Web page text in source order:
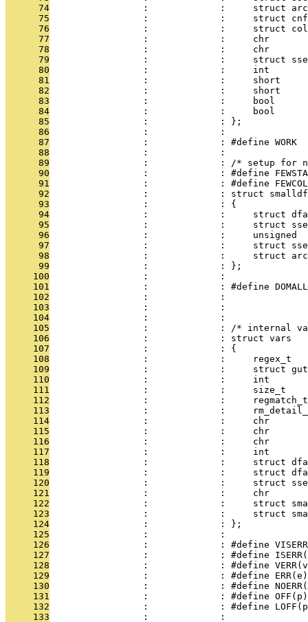
      74
:             :     struct
      75
:             :     struct
      76
:             :     struct
      77
:             :     chr
      78
:             :     chr
      79
:             :     struct
      80
:             :     int
      81
:             :     short
      82
:             :     short
      83
:             :     bool
      84
:             :     bool
      85
                 :             : };
      86
                 :             :
      87
:             : #define WORK
      88
                 :             :
      89
:             : /* setup for
      90
:             : #define
      91
:             : #define
      92
:             : struct
      93
                 :             : {
      94
:             :     struct
      95
:             :     struct
      96
:             :     unsigned
      97
:             :     struct
      98
:             :     struct
      99
                 :             : };
     100
                 :             :
     101
:             : #define
     102
                 :             :
     103
                 :             :
     104
                 :             :
     105
:             : /* internal
     106
                 :             : struct vars
     107
                 :             : {
     108
:             :     regex_t
     109
:             :     struct
     110
:             :     int
     111
:             :     size_t
     112
:             :
     113
:             :
     114
:             :     chr
     115
:             :     chr
     116
:             :     chr
     117
:             :     int
     118
:             :     struct
     119
:             :     struct
     120
:             :     struct
     121
:             :     chr
     122
:             :     struct
     123
:             :     struct
     124
                 :             : };
     125
                 :             :
     126
:             : #define
     127
:             : #define
     128
:             : #define
     129
:             : #define
     130
:             : #define
     131
:             : #define
     132
:             : #define
     133
                 :             :